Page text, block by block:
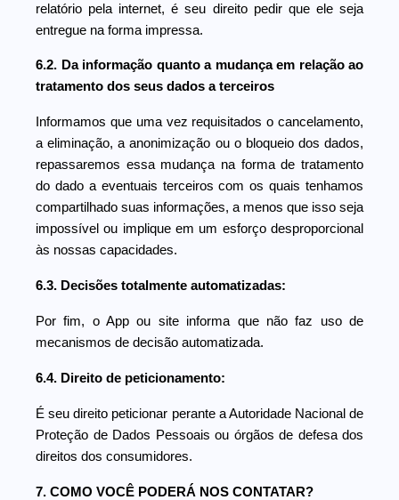
relatório pela internet, é seu direito pedir que ele seja
entregue na forma impressa.
6.2. Da informação quanto a mudança em relação ao
tratamento dos seus dados a terceiros
Informamos que uma vez requisitados o cancelamento,
a eliminação, a anonimização ou o bloqueio dos dados,
repassaremos essa mudança na forma de tratamento
do dado a eventuais terceiros com os quais tenhamos
compartilhado suas informações, a menos que isso seja
impossível ou implique em um esforço desproporcional
às nossas capacidades.
6.3. Decisões totalmente automatizadas:
Por fim, o App ou site informa que não faz uso de
mecanismos de decisão automatizada.
6.4. Direito de peticionamento:
É seu direito peticionar perante a Autoridade Nacional de
Proteção de Dados Pessoais ou órgãos de defesa dos
direitos dos consumidores.
7. COMO VOCÊ PODERÁ NOS CONTATAR?